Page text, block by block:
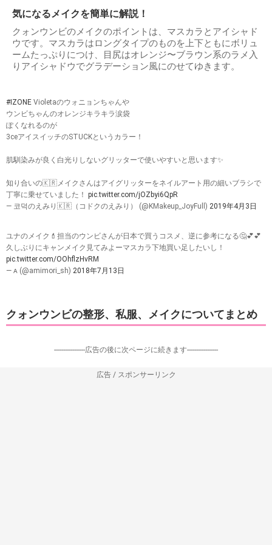
気になるメイクを簡単に解説！
クォンウンビのメイクのポイントは、マスカラとアイシャド
ウです。マスカラはロングタイプのものを上下ともにボリュ
ームたっぷりにつけ、目尻はオレンジ〜ブラウン系のラメ入
りアイシャドウでグラデーション風にのせてゆきます。
#IZONE Violetaのウォニョンちゃんや
ウンビちゃんのオレンジキラキラ涙袋
ぽくなれるのが
3ceアイスイッチのSTUCKというカラー！
肌馴染みが良く白光りしないグリッターで使いやすいと思います✨
知り合いの🇰🇷メイクさんはアイグリッターをネイルアート用の細いブラシで
丁寧に乗せていました！ pic.twitter.com/jOZbyi6QpR
— 코덕のえみり🇰🇷（コドクのえみり） (@KMakeup_JoyFull) 2019年4月3日
ユナのメイク💄担当のウンビさんが日本で買うコスメ、逆に参考になる🤔💕💕
久しぶりにキャンメイク見てみよーマスカラ下地買い足したいし！
pic.twitter.com/OOhflzHvRM
— ᴀ (@amimori_sh) 2018年7月13日
クォンウンビの整形、私服、メイクについてまとめ
-----------------広告の後に次ページに続きます-----------------
広告 / スポンサーリンク